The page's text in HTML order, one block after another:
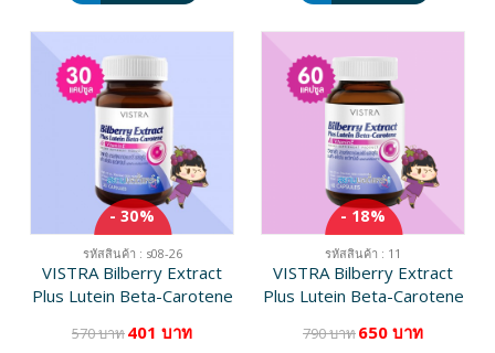
- 30%
รหัสสินค้า : s08-26
VISTRA Bilberry Extract
Plus Lutein Beta-Carotene
570 บาท401 บาท
- 18%
รหัสสินค้า : 11
VISTRA Bilberry Extract
Plus Lutein Beta-Carotene
790 บาท650 บาท